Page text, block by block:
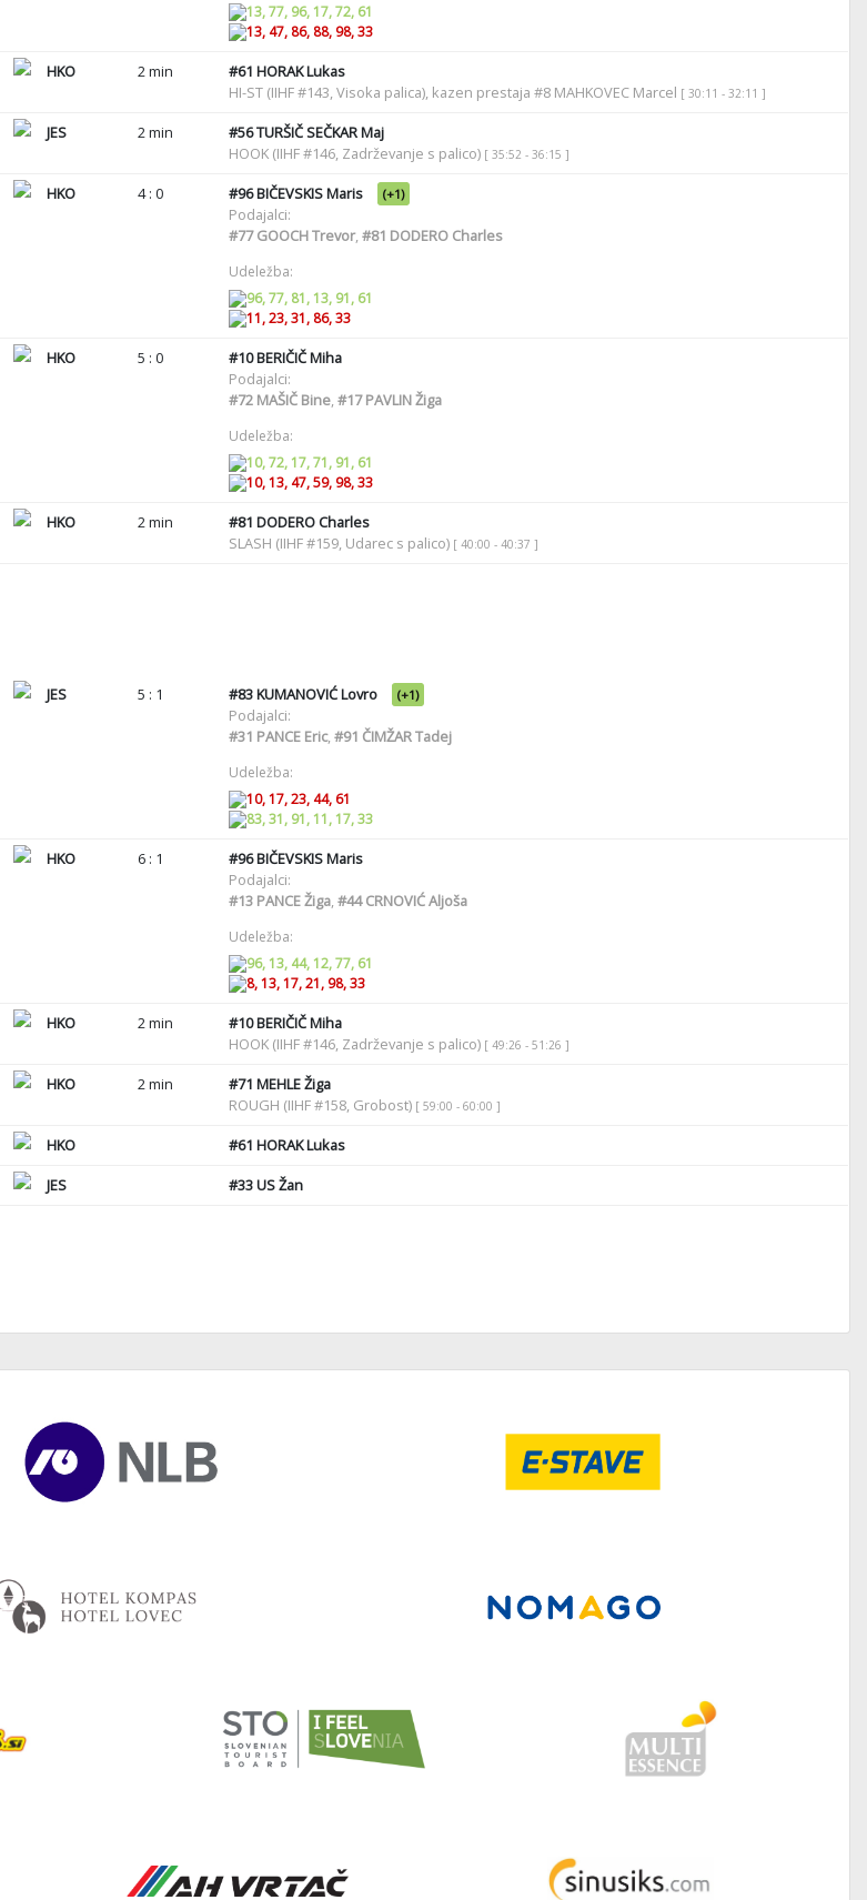
13, 77, 96, 17, 72, 61
13, 47, 86, 88, 98, 33
HKO 2 min #61 HORAK Lukas
HI-ST (IIHF #143, Visoka palica), kazen prestaja #8 MAHKOVEC Marcel [ 30:11 - 32:11 ]
JES 2 min #56TURŠIČ SEČKAR Maj
HOOK (IIHF #146, Zadrževanje s palico) [ 35:52 - 36:15 ]
HKO 4 : 0 #96BIČEVSKIS Maris (+1)
Podajalci:
#77GOOCH Trevor,#81 DODERO Charles
Udeležba:
96, 77, 81, 13, 91, 61
11, 23, 31, 86, 33
HKO 5 : 0 #10BERIČIČ Miha
Podajalci:
#72MAŠIČ Bine,#17PAVLIN Žiga
Udeležba:
10, 72, 17, 71, 91, 61
10, 13, 47, 59, 98, 33
HKO 2 min #81 DODERO Charles
SLASH (IIHF #159, Udarec s palico) [ 40:00 - 40:37 ]
JES 5 : 1 #83KUMANOVIĆ Lovro (+1)
Podajalci:
#31 PANCE Eric,#91 ČIMŽAR Tadej
Udeležba:
10, 17, 23, 44, 61
83, 31, 91, 11, 17, 33
HKO 6 : 1 #96BIČEVSKIS Maris
Podajalci:
#13PANCE Žiga,#44CRNOVIĆ Aljoša
Udeležba:
96, 13, 44, 12, 77, 61
8, 13, 17, 21, 98, 33
HKO 2 min #10BERIČIČ Miha
HOOK (IIHF #146, Zadrževanje s palico) [ 49:26 - 51:26 ]
HKO 2 min #71 MEHLE Žiga
ROUGH (IIHF #158, Grobost) [ 59:00 - 60:00 ]
HKO #61 HORAK Lukas
JES #33US Žan